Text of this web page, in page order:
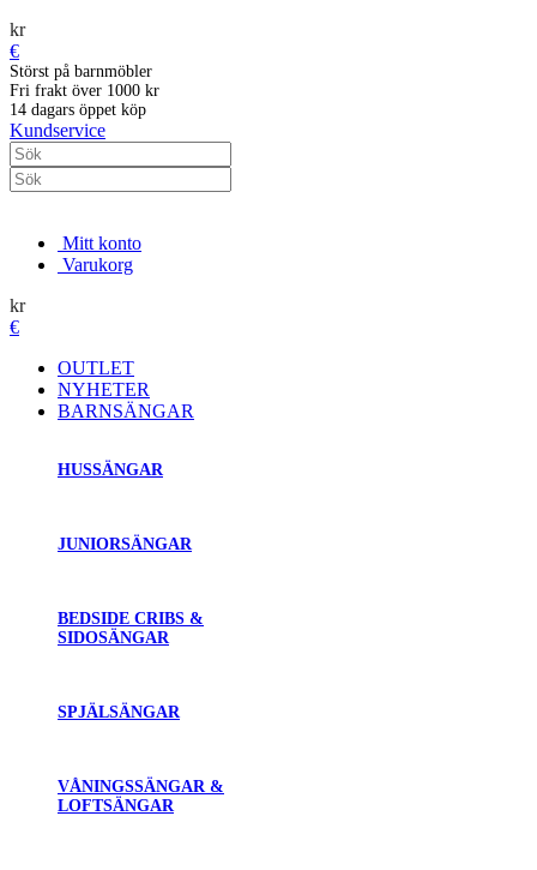
kr
€
Störst på barnmöbler
Fri frakt över 1000 kr
14 dagars öppet köp
Kundservice
Mitt konto
Varukorg
kr
€
OUTLET
NYHETER
BARNSÄNGAR
HUSSÄNGAR
JUNIORSÄNGAR
BEDSIDE CRIBS &
SIDOSÄNGAR
SPJÄLSÄNGAR
VÅNINGSSÄNGAR &
LOFTSÄNGAR